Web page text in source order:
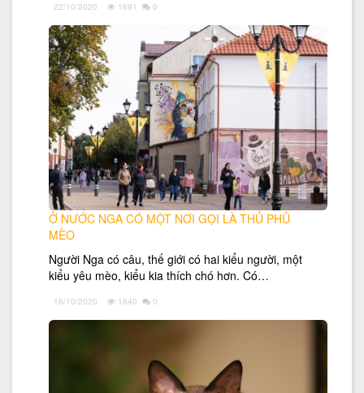
22/10/2020 1691 0
Ở NƯỚC NGA CÓ MỘT NƠI GỌI LÀ THỦ PHỦ
MÈO
Người Nga có câu, thế giới có hai kiểu người, một
kiểu yêu mèo, kiểu kia thích chó hơn. Có…
16/10/2020 1640 0